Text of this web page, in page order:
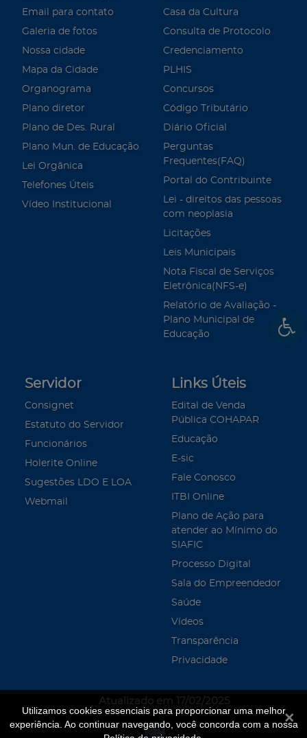
Utilizamos cookies essenciais para proporcionar uma melhor
experiência. Ao continuar navegando, você concorda com a nossa
Email para contato
Galeria de fotos
Nossa cidade
Mapa da Cidade
Organograma
Plano diretor
Plano de Des. Rural
Plano Mun. de Educação
Lei Orgânica
Telefones Úteis
Vídeo Institucional
Casa da Cultura
Consulta de Protocolo
Credenciamento
PLHIS
Concursos
Código Tributário
Diário Oficial
Perguntas
Frequentes(FAQ)
Portal do Contribuinte
Lei - direitos das pessoas
com neoplasia
Licitações
Leis Municipais
Nota Fiscal de Serviços
Eletrônica(NFS-e)
Relatório de Avaliação -
Plano Municipal de
Educação
Servidor
Consignet
Estatuto do Servidor
Funcionários
Holerite Online
Sugestões LDO E LOA
Webmail
Links Úteis
Edital de Venda
Pública COHAPAR
Educação
E-sic
Fale Conosco
ITBI Online
Plano de Ação para
atender ao Mínimo do
SIAFIC
Processo Digital
Sala do Empreendedor
Saúde
Vídeos
Transparência
Privacidade
Atualizado em 17/02/2025